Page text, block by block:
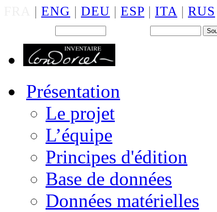
| ENG | DEU | ESP | ITA | RUS
Présentation
Le projet
L’équipe
Principes d'édition
Base de données
Données matérielles